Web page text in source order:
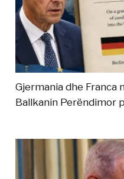
Gjermania dhe Franca
Ballkanin Perëndimor